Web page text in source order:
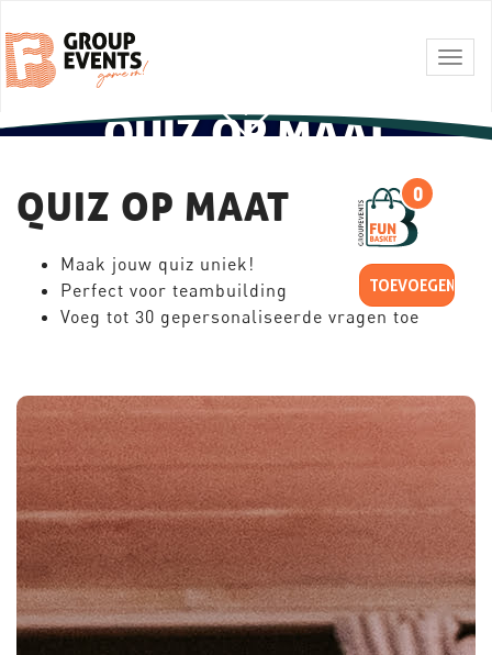
0
QUIZ OP MAAT
QUIZ OP MAAT
Maak jouw quiz uniek!
Perfect voor teambuilding
Voeg tot 30 gepersonaliseerde vragen toe